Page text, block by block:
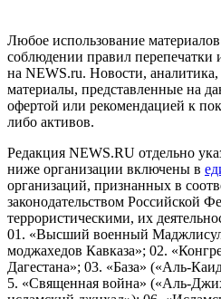
Любое использование
соблюдении правил
на NEWS.ru. Новости,
материалы, представленные на
офертой или рекомендацией к
либо активов.
Редакция NEWS.RU отдельно
ниже организации включены в
организаций, признанных в
законодательством Российской
террористическими, их
01. «Высший военный
моджахедов Кавказа»; 02.
Дагестана»; 03. «База» («Аль-
5. «Священная война» («Аль-